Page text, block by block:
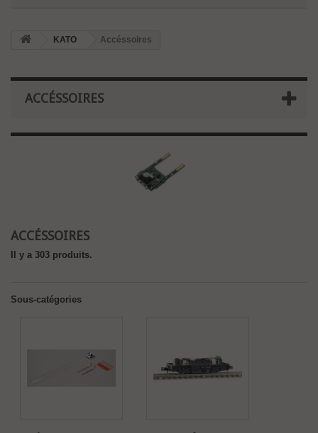
KATO Accéssoires
ACCÉSSOIRES
ACCÉSSOIRES
Il y a 303 produits.
Sous-catégories